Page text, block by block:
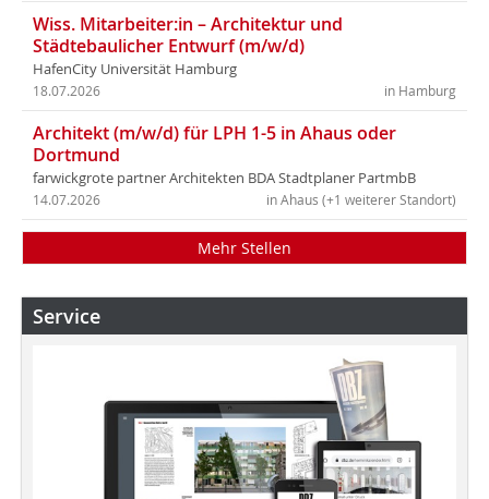
Wiss. Mitarbeiter:in – Architektur und
Städtebaulicher Entwurf (m/w/d)
HafenCity Universität Hamburg
in Hamburg
18.07.2026
Architekt (m/w/d) für LPH 1-5 in Ahaus oder
Dortmund
farwickgrote partner Architekten BDA Stadtplaner PartmbB
in Ahaus (+1 weiterer Standort)
14.07.2026
Mehr Stellen
Service